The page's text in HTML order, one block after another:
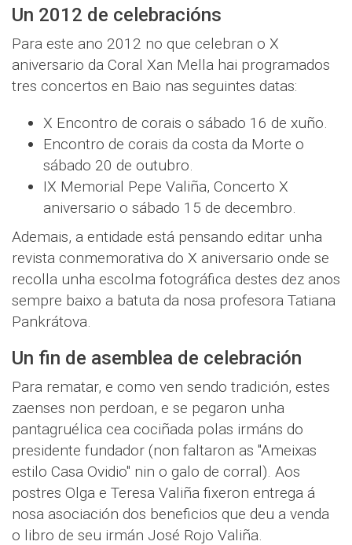
Un 2012 de celebracións
Para este ano 2012 no que celebran o X
aniversario da Coral Xan Mella hai programados
tres concertos en Baio nas seguintes datas:
X Encontro de corais o sábado 16 de xuño.
Encontro de corais da costa da Morte o
sábado 20 de outubro.
IX Memorial Pepe Valiña, Concerto X
aniversario o sábado 15 de decembro.
Ademais, a entidade está pensando editar unha
revista conmemorativa do X aniversario onde se
recolla unha escolma fotográfica destes dez anos
sempre baixo a batuta da nosa profesora Tatiana
Pankrátova.
Un fin de asemblea de celebración
Para rematar, e como ven sendo tradición, estes
zaenses non perdoan, e se pegaron unha
pantagruélica cea cociñada polas irmáns do
presidente fundador (non faltaron as "Ameixas
estilo Casa Ovidio" nin o galo de corral). Aos
postres Olga e Teresa Valiña fixeron entrega á
nosa asociación dos beneficios que deu a venda
o libro de seu irmán José Rojo Valiña.